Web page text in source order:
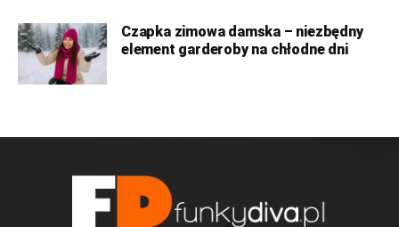
Czapka zimowa damska – niezbędny
element garderoby na chłodne dni